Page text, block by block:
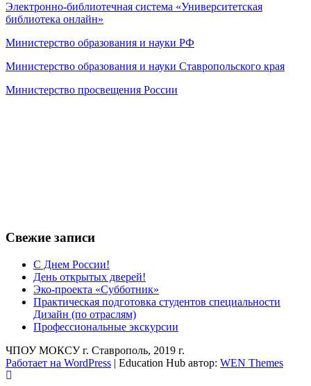
Электронно-библиотечная система «Университетская
библиотека онлайн»
Министерство образования и науки РФ
Министерство образования и науки Ставропольского края
Министерство просвещения России
Свежие записи
С Днем России!
День открытых дверей!
Эко-проекта «Субботник»
Практическая подготовка студентов специальности
Дизайн (по отраслям)
Профессиональные экскурсии
ЧПОУ МОКСУ г. Ставрополь, 2019 г.
Работает на WordPress | Education Hub автор: WEN Themes